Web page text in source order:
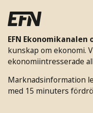
EFN Ekonomikanalen
kunskap om ekonomi.
ekonomiintresserade
Marknadsinformation
med 15 minuters